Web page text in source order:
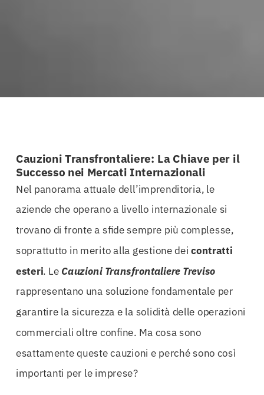
Cauzioni Transfrontaliere: La Chiave per il
Successo nei Mercati Internazionali
Nel panorama attuale dell’imprenditoria, le
aziende che operano a livello internazionale si
trovano di fronte a sfide sempre più complesse,
soprattutto in merito alla gestione deicontratti
esteri. Le Cauzioni Transfrontaliere Treviso
rappresentano una soluzione fondamentale per
garantire la sicurezza e la solidità delle operazioni
commerciali oltre confine. Ma cosa sono
esattamente queste cauzioni e perché sono così
importanti per le imprese?